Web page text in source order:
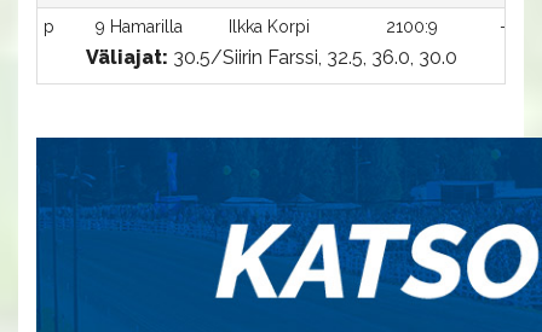
p
9 Hamarilla Ilkka Korpi 2100:9 -a
Väliajat: 30.5/Siirin Farssi, 32.5, 36.0, 30.0